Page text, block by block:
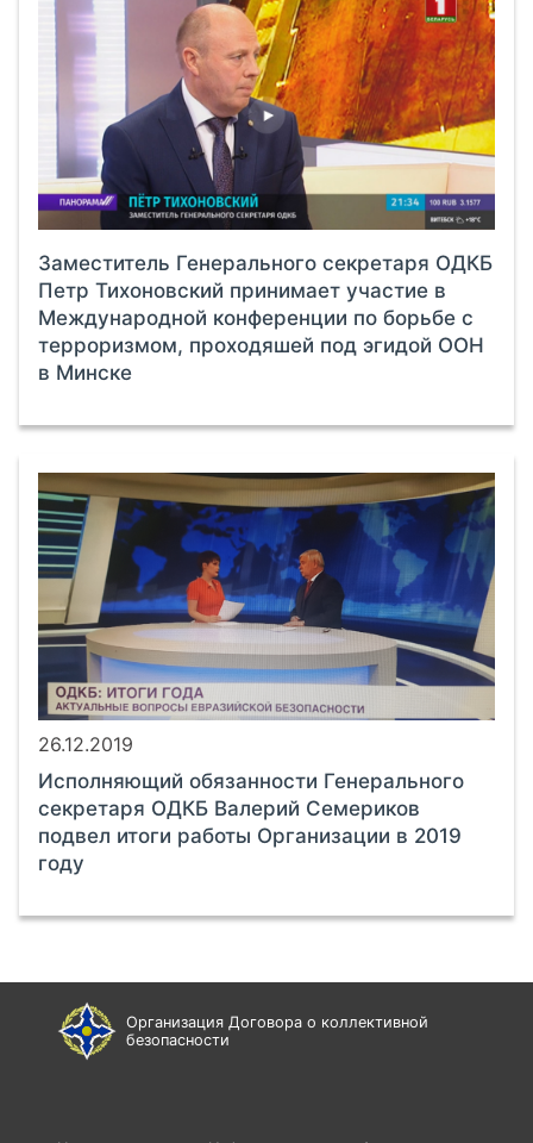
Заместитель Генерального секретаря ОДКБ
Петр Тихоновский принимает участие в
Международной конференции по борьбе с
терроризмом, проходяшей под эгидой ООН
в Минске
26.12.2019
Исполняющий обязанности Генерального
секретаря ОДКБ Валерий Семериков
подвел итоги работы Организации в 2019
году
Организация Договора о коллективной
безопасности